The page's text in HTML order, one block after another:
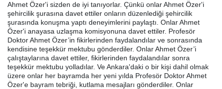
Ahmet Özer'i sizden de iyi tanıyorlar. Çünkü onlar Ahmet Özer'i
şehircilik şurasına davet ettiler onların düzenlediği şehircilik
şurasında konuşma yaptı deneyimlerini paylaştı. Onlar Ahmet
Özer'i anayasa uzlaşma komisyonuna davet ettiler. Profesör
Doktor Ahmet Özer’in fikirlerinden faydalandılar ve sonrasında
kendisine teşekkür mektubu gönderdiler. Onlar Ahmet Özer’i
çalıştaylarına davet ettiler, fikirlerinden faydalandılar sonra
teşekkür mektubu yolladılar. Ve Ankara'daki o bir kişi dahil olmak
üzere onlar her bayramda her yeni yılda Profesör Doktor Ahmet
Özer'e bayram tebriği, kutlama mesajları gönderdiler. Onlar